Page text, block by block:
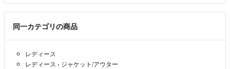
なつ- 約3年前
同一カテゴリの商品
レディース
レディース › ジャケット/アウター